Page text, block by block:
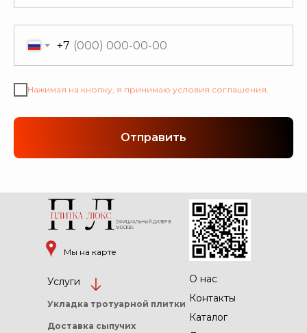
+7
Нажимая на кнопку, я принимаю условия соглашения.
Отправить
О нас
Контакты
Услуги
Каталог
Укладка тротуарной плитки
Доставка сыпучих
Мы на карте